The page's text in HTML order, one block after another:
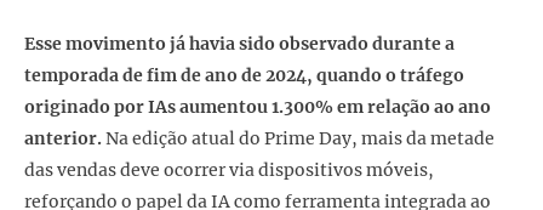
Esse movimento já havia sido observado durante a
temporada de fim de ano de 2024, quando o tráfego
originado por IAs aumentou 1.300% em relação ao ano
anterior.Na edição atual do Prime Day, mais da metade
das vendas deve ocorrer via dispositivos móveis,
reforçando o papel da IA como ferramenta integrada ao